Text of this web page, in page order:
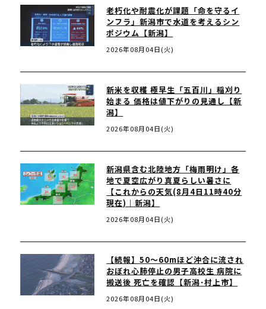
老朽化や耐震化が課題「命を守るイ
ンフラ」新潟市で水道を考えるシン
ポジウム【新潟】
2026年08月04日(火)
新米を収穫 極早生「五百川」稲刈り
始まる 価格は値下がりの見通し【新
潟】
2026年08月04日(火)
新潟県含む北陸地方「梅雨明け」各
地で夏空広がり真夏らしい暑さに
【これからの天気(8月4日11時40分
現在)｜新潟】
2026年08月04日(火)
【続報】50～60mほど沖合に流され
おぼれ心肺停止の男子高校生 病院に
搬送後 死亡を確認【新潟･村上市】
2026年08月04日(火)